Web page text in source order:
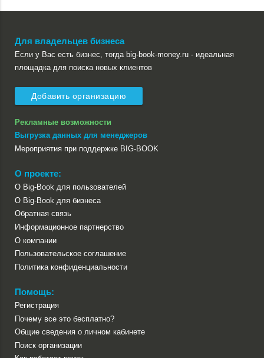
Для владельцев бизнеса
Если у Вас есть бизнес, тогда big-book-money.ru - идеальная
площадка для поиска новых клиентов
Добавить организацию
Рекламные возможности
Выгрузка данных для менеджеров
Мероприятия при поддержке BIG-BOOK
О проекте:
О Big-Book для пользователей
О Big-Book для бизнеса
Обратная связь
Информационное партнерство
О компании
Пользовательское соглашение
Политика конфиденциальности
Помощь:
Регистрация
Почему все это бесплатно?
Общие сведения о личном кабинете
Поиск организации